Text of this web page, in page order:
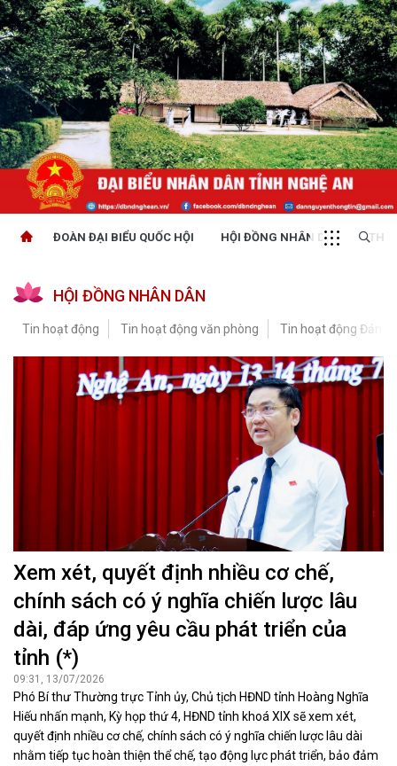
ĐOÀN ĐẠI BIỂU QUỐC HỘI HỘI ĐỒNG NHÂN DÂN
HỘI ĐỒNG NHÂN DÂN
Tin hoạt động Tin hoạt động văn phòng Tin hoạt động Đảng,
Xem xét, quyết định nhiều cơ chế,
chính sách có ý nghĩa chiến lược lâu
dài, đáp ứng yêu cầu phát triển của
tỉnh (*)
09:31, 13/07/2026
Phó Bí thư Thường trực Tỉnh ủy, Chủ tịch HĐND tỉnh Hoàng Nghĩa
Hiếu nhấn mạnh, Kỳ họp thứ 4, HĐND tỉnh khoá XIX sẽ xem xét,
quyết định nhiều cơ chế, chính sách có ý nghĩa chiến lược lâu dài
nhằm tiếp tục hoàn thiện thể chế, tạo động lực phát triển, bảo đảm